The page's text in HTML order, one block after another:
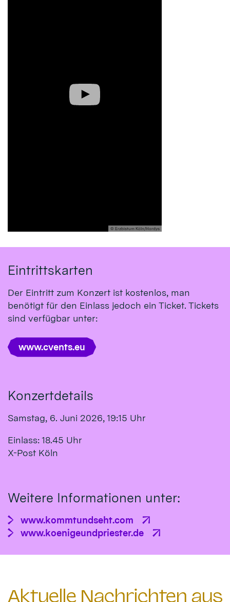
© Erzbistum Köln/Hordys
Eintrittskarten
Der Eintritt zum Konzert ist kostenlos, man
benötigt für den Einlass jedoch ein Ticket. Tickets
sind verfügbar unter:
www.cvents.eu
Konzertdetails
Samstag, 6. Juni 2026, 19:15 Uhr
Einlass: 18.45 Uhr
X-Post Köln
Weitere Informationen unter:
www.kommtundseht.com
www.koenigeundpriester.de
Aktuelle Nachrichten aus